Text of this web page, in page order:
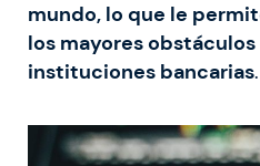
mundo, lo que le
los mayores
instituciones bancarias.